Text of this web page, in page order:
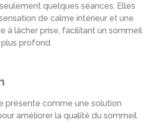
quelques séances. Elles
de calme intérieur et une
à lâcher prise, facilitant un sommeil
profond.
présente comme une solution
améliorer la qualité du sommeil